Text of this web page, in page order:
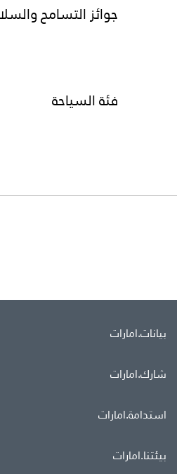
جوائز التسامح
فئة السياحة
بيانات.امارات
شارك.امارات
استدامة.امارات
بيئتنا.امارات